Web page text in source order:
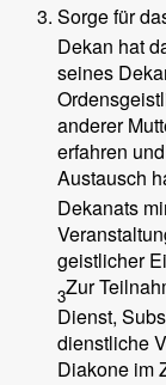
Sorge für
Dekan hat
seines
anderer
erfahren
Austausch
Dekanats
geistlicher
3Zur
Dienst,
dienstliche
Diakone im